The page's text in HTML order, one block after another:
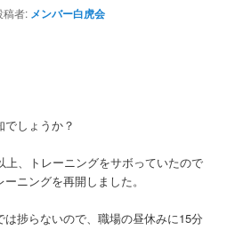
稿者: メンバー白虎会
しょうか？
上、トレーニングをサボっていたので
ニングを再開しました。
捗らないので、職場の昼休みに15分